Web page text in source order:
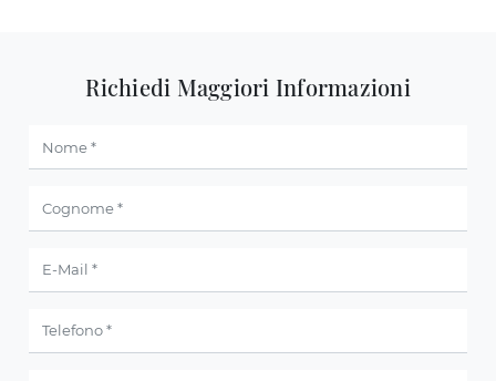
Richiedi Maggiori Informazioni